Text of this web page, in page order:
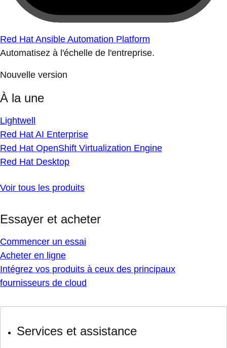
Red Hat Ansible Automation Platform
Automatisez à l'échelle de l'entreprise.
Nouvelle version
À la une
Lightwell
Red Hat AI Enterprise
Red Hat OpenShift Virtualization Engine
Red Hat Desktop
Voir tous les produits
Essayer et acheter
Commencer un essai
Acheter en ligne
Intégrez vos produits à ceux des principaux
fournisseurs de cloud
Services et assistance